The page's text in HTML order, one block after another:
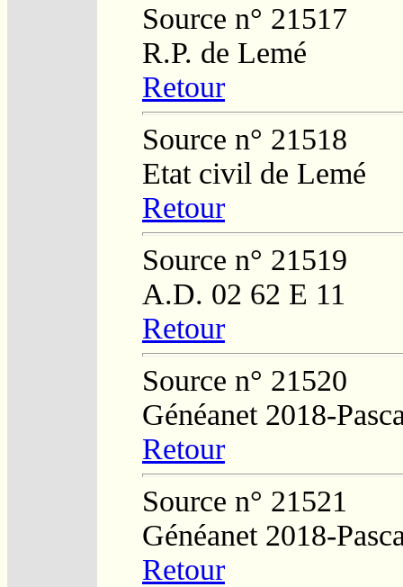
Source n° 21517
R.P. de Lemé
Retour
Source n° 21518
Etat civil de Lemé
Retour
Source n° 21519
A.D. 02 62 E 11
Retour
Source n° 21520
Généanet 2018-
Retour
Source n° 21521
Généanet 2018-
Retour